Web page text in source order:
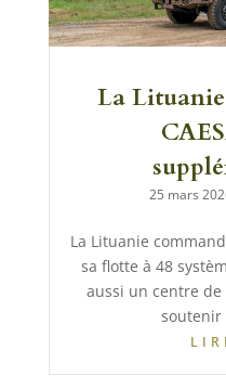
La
25 mars
La Lituanie
sa flotte à 48
aussi un centre
soutenir